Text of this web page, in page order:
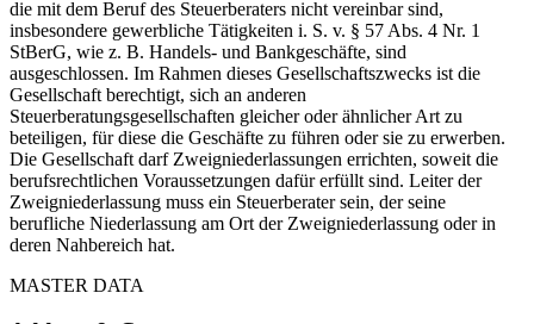
die mit dem Beruf des Steuerberaters nicht vereinbar sind,
insbesondere gewerbliche Tätigkeiten i. S. v. § 57 Abs. 4 Nr. 1
StBerG, wie z. B. Handels- und Bankgeschäfte, sind
ausgeschlossen. Im Rahmen dieses Gesellschaftszwecks ist die
Gesellschaft berechtigt, sich an anderen
Steuerberatungsgesellschaften gleicher oder ähnlicher Art zu
beteiligen, für diese die Geschäfte zu führen oder sie zu erwerben.
Die Gesellschaft darf Zweigniederlassungen errichten, soweit die
berufsrechtlichen Voraussetzungen dafür erfüllt sind. Leiter der
Zweigniederlassung muss ein Steuerberater sein, der seine
berufliche Niederlassung am Ort der Zweigniederlassung oder in
deren Nahbereich hat.
MASTER DATA